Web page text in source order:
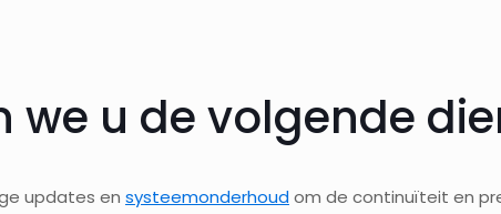
we u de volgende
updates en systeemonderhoudom de continuïteit en